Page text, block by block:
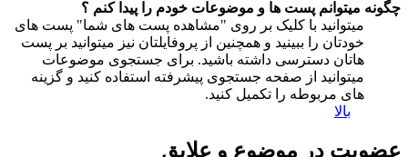
چگونه میتوانم پست ها و موضوعات خودم را پیدا کنم ؟
میتوانید با کلیک بر روی "مشاهده پست های شما" پست های
خودتان را ببینید و همچنین از پروفایلتان نیز میتوانید بر پست
هاتان دسترسی داشته باشید. برای جستجوی موضوعات
میتوانید از صفحه جستجوی پیشرفته استفاده کنید و گزینه
های مربوطه را تکمیل کنید.
بالا
عضویت در موضوع و علایق